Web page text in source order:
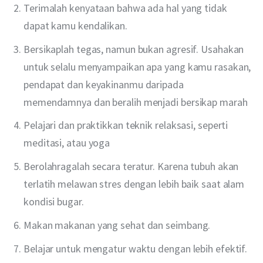
Terimalah kenyataan bahwa ada hal yang tidak
dapat kamu kendalikan.
Bersikaplah tegas, namun bukan agresif. Usahakan
untuk selalu menyampaikan apa yang kamu rasakan,
pendapat dan keyakinanmu daripada
memendamnya dan beralih menjadi bersikap marah
Pelajari dan praktikkan teknik relaksasi, seperti
meditasi, atau yoga
Berolahragalah secara teratur. Karena tubuh akan
terlatih melawan stres dengan lebih baik saat alam
kondisi bugar.
Makan makanan yang sehat dan seimbang.
Belajar untuk mengatur waktu dengan lebih efektif.